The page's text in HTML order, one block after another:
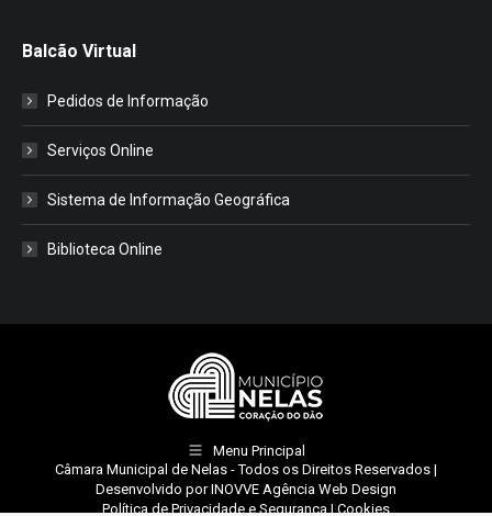
Balcão Virtual
Pedidos de Informação
Serviços Online
Sistema de Informação Geográfica
Biblioteca Online
Menu Principal
Câmara Municipal de Nelas - Todos os Direitos Reservados |
Desenvolvido porINOVVE Agência Web Design
Política de Privacidade e Segurança | Cookies